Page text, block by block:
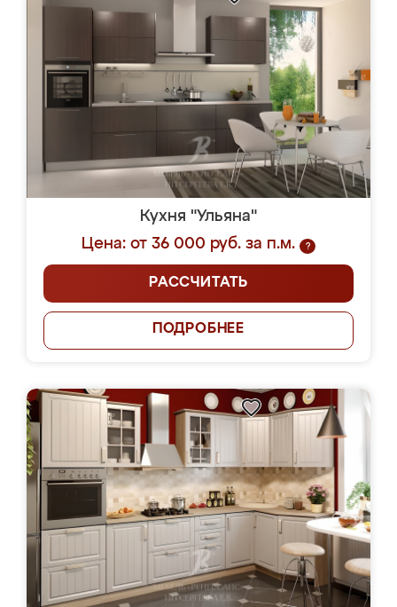
Кухня "Ульяна"
Цена: от 36 000 руб. за п.м.
?
РАССЧИТАТЬ
ПОДРОБНЕЕ